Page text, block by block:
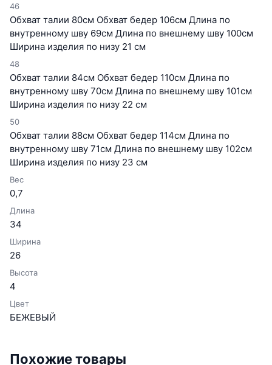
46
Обхват талии 80см Обхват бедер 106см Длина по
внутренному шву 69см Длина по внешнему шву 100см
Ширина изделия по низу 21 см
48
Обхват талии 84см Обхват бедер 110см Длина по
внутренному шву 70см Длина по внешнему шву 101см
Ширина изделия по низу 22 см
50
Обхват талии 88см Обхват бедер 114см Длина по
внутренному шву 71см Длина по внешнему шву 102см
Ширина изделия по низу 23 см
Вес
0,7
Длина
34
Ширина
26
Высота
4
Цвет
БЕЖЕВЫЙ
Похожие товары